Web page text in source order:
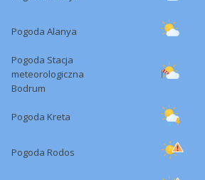
Pogoda Alanya
Pogoda Stacja
meteorologiczna
Bodrum
Pogoda Kreta
Pogoda Rodos